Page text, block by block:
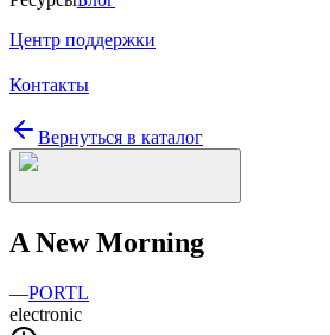
Центр поддержки
Контакты
Вернуться в каталог
A New Morning
—PORTL
electronic